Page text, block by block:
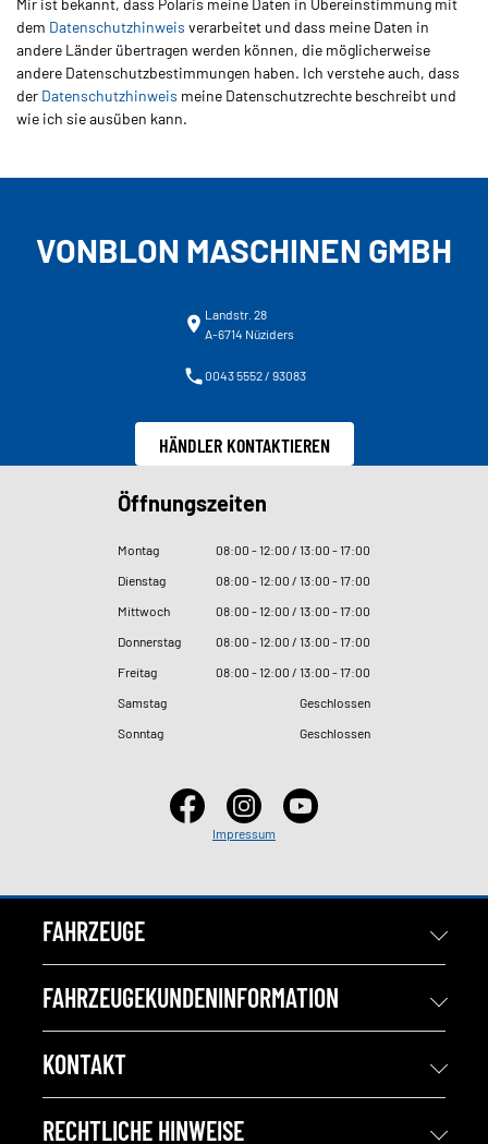
Mir ist bekannt, dass Polaris meine Daten in Übereinstimmung mit
dem Datenschutzhinweis verarbeitet und dass meine Daten in
andere Länder übertragen werden können, die möglicherweise
andere Datenschutzbestimmungen haben. Ich verstehe auch, dass
der Datenschutzhinweis meine Datenschutzrechte beschreibt und
wie ich sie ausüben kann.
VONBLON MASCHINEN GMBH
Landstr. 28
A-6714 Nüziders
0043 5552 / 93083
HÄNDLER KONTAKTIEREN
Öffnungszeiten
Montag 08:00 - 12:00 / 13:00 - 17:00
Dienstag
08:00 - 12:00 / 13:00 - 17:00
Mittwoch
08:00 - 12:00 / 13:00 - 17:00
Donnerstag
08:00 - 12:00 / 13:00 - 17:00
Freitag
08:00 - 12:00 / 13:00 - 17:00
Samstag
Geschlossen
Sonntag
Geschlossen
Impressum
FAHRZEUGE
FAHRZEUGEKUNDENINFORMATION
KONTAKT
RECHTLICHE HINWEISE